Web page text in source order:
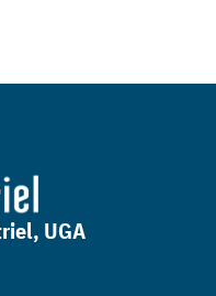
UGA